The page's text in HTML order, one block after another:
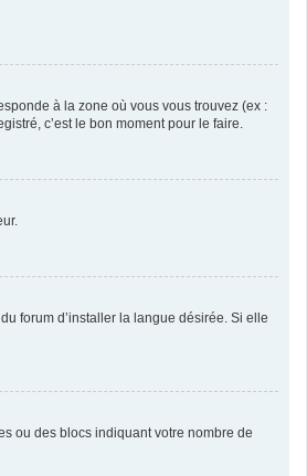
à la zone où vous vous trouvez (ex :
c’est le bon moment pour le faire.
forum d’installer la langue désirée. Si elle
ou des blocs indiquant votre nombre de